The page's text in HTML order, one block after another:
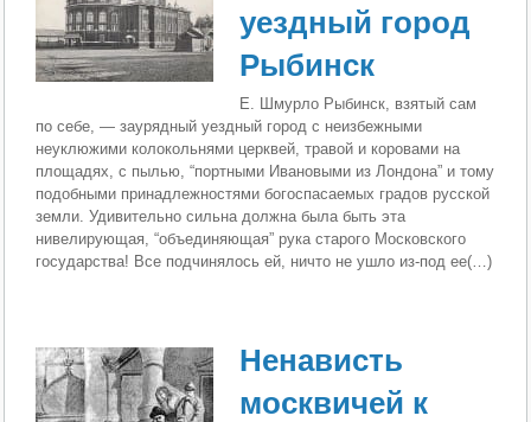
уездный город
Рыбинск
Е. Шмурло Рыбинск, взятый сам
по себе, — заурядный уездный город с неиз­бежными
неуклюжими колокольнями церквей, травой и коровами на
площадях, с пылью, “портными Ивановыми из Лондона” и тому
подобными принадлежностями богоспасаемых градов русской
зем­ли. Удивительно сильна должна была быть эта
нивелирующая, “объединяющая” рука старого Московского
государства! Все под­чинялось ей, ничто не ушло из-под ее(…)
Ненависть
москвичей к